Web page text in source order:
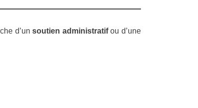
d’unsoutien administratifou d’une